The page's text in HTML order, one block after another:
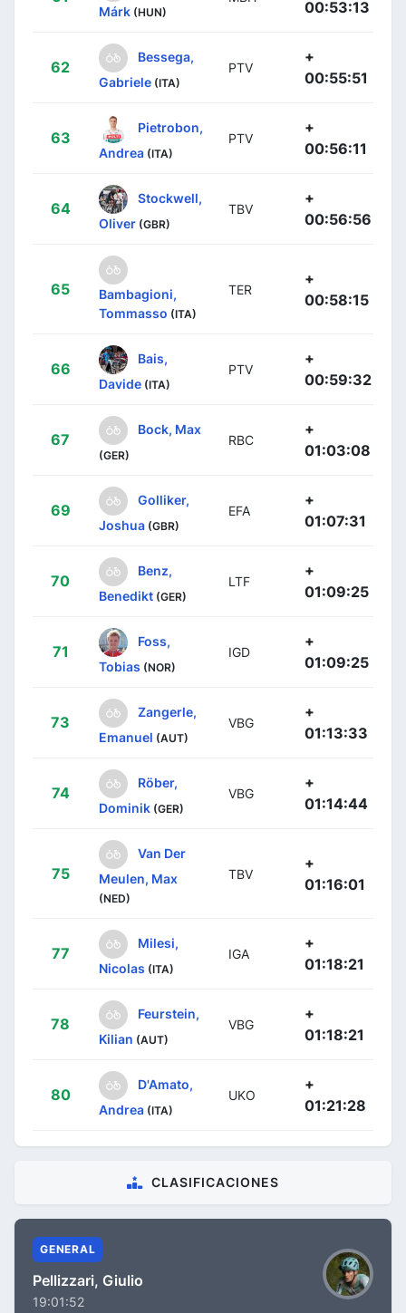
Márk (HUN) 00:53:13
62
Bessega,
Gabriele (ITA)
PTV
+
00:55:51
63
Pietrobon,
Andrea (ITA)
PTV
+
00:56:11
64
Stockwell,
Oliver (GBR)
TBV
+
00:56:56
65
Bambagioni,
Tommasso (ITA)
TER
+
00:58:15
66
Bais,
Davide (ITA)
PTV
+
00:59:32
67
Bock, Max
(GER)
RBC
+
01:03:08
69
Golliker,
Joshua (GBR)
EFA
+
01:07:31
70
Benz,
Benedikt (GER)
LTF
+
01:09:25
71
Foss,
Tobias (NOR)
IGD
+
01:09:25
73
Zangerle,
Emanuel (AUT)
VBG
+
01:13:33
74
Röber,
Dominik (GER)
VBG
+
01:14:44
75
Van Der
Meulen, Max
(NED)
TBV
+
01:16:01
77
Milesi,
Nicolas (ITA)
IGA
+
01:18:21
78
Feurstein,
Kilian (AUT)
VBG
+
01:18:21
80
D'Amato,
Andrea (ITA)
UKO
+
01:21:28
CLASIFICACIONES
GENERAL
Pellizzari, Giulio
19:01:52